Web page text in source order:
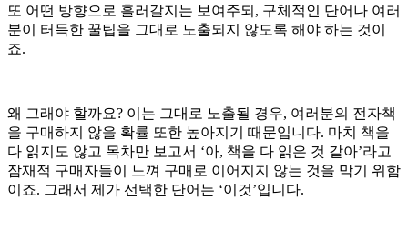
또 어떤 방향으로 흘러갈지는 보여주되, 구체적인 단어나 여러
분이 터득한 꿀팁을 그대로 노출되지 않도록 해야 하는 것이
죠.
왜 그래야 할까요? 이는 그대로 노출될 경우, 여러분의 전자책
을 구매하지 않을 확률 또한 높아지기 때문입니다. 마치 책을
다 읽지도 않고 목차만 보고서 ‘아, 책을 다 읽은 것 같아’라고
잠재적 구매자들이 느껴 구매로 이어지지 않는 것을 막기 위함
이죠. 그래서 제가 선택한 단어는 ‘이것’입니다.